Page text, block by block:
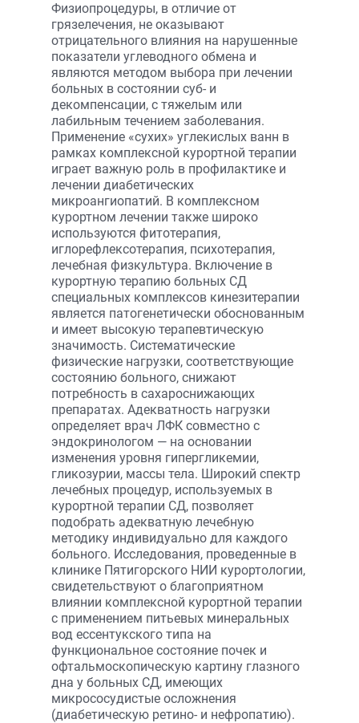
Физиопроцедуры, в отличие от
грязелечения, не оказывают
отрицательного влияния на нарушенные
показатели углеводного обмена и
являются методом выбора при лечении
больных в состоянии суб- и
декомпенсации, с тяжелым или
лабильным течением заболевания.
Применение «сухих» углекислых ванн в
рамках комплексной курортной терапии
играет важную роль в профилактике и
лечении диабетических
микроангиопатий. В комплексном
курортном лечении также широко
используются фитотерапия,
иглорефлексотерапия, психотерапия,
лечебная физкультура. Включение в
курортную терапию больных СД
специальных комплексов кинезитерапии
является патогенетически обоснованным
и имеет высокую терапевтическую
значимость. Систематические
физические нагрузки, соответствующие
состоянию больного, снижают
потребность в сахароснижающих
препаратах. Адекватность нагрузки
определяет врач ЛФК совместно с
эндокринологом — на основании
изменения уровня гипергликемии,
гликозурии, массы тела. Широкий спектр
лечебных процедур, используемых в
курортной терапии СД, позволяет
подобрать адекватную лечебную
методику индивидуально для каждого
больного. Исследования, проведенные в
клинике Пятигорского НИИ курортологии,
свидетельствуют о благоприятном
влиянии комплексной курортной терапии
с применением питьевых минеральных
вод ессентукского типа на
функциональное состояние почек и
офтальмоскопическую картину глазного
дна у больных СД, имеющих
микрососудистые осложнения
(диабетическую ретино- и нефропатию).